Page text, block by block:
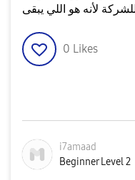
لأنه هو اللي يبقى
0 Likes
i7amaad
Beginner Level 2